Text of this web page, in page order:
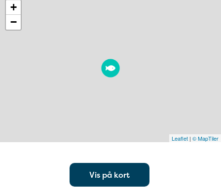
+
−
Leaflet | © MapTiler
Vis på kort